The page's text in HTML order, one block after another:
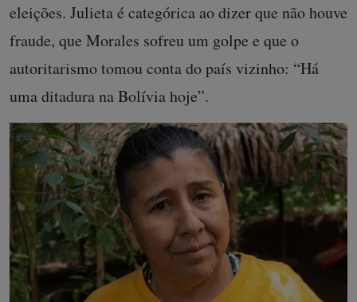
eleições. Julieta é categórica ao dizer que não houve
fraude, que Morales sofreu um golpe e que o
autoritarismo tomou conta do país vizinho: “Há
uma ditadura na Bolívia hoje”.